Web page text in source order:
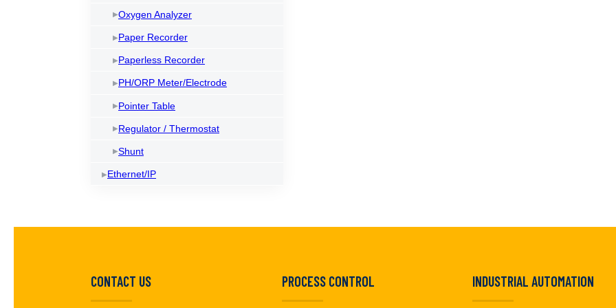
Oxygen Analyzer
Paper Recorder
Paperless Recorder
PH/ORP Meter/Electrode
Pointer Table
Regulator / Thermostat
Shunt
Ethernet/IP
CONTACT US PROCESS CONTROL INDUSTRIAL AUTOMATION